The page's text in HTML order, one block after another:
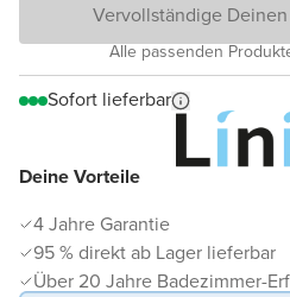
Deine Vorteile
4 Jahre Garantie
95 % direkt ab Lager lieferbar
Über 20 Jahre Badezimmer-
Vervollständige
Alle passenden
Sofort lieferbar